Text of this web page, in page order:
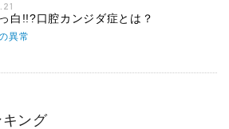
白!!?口腔カンジダ症とは？
異常
ング